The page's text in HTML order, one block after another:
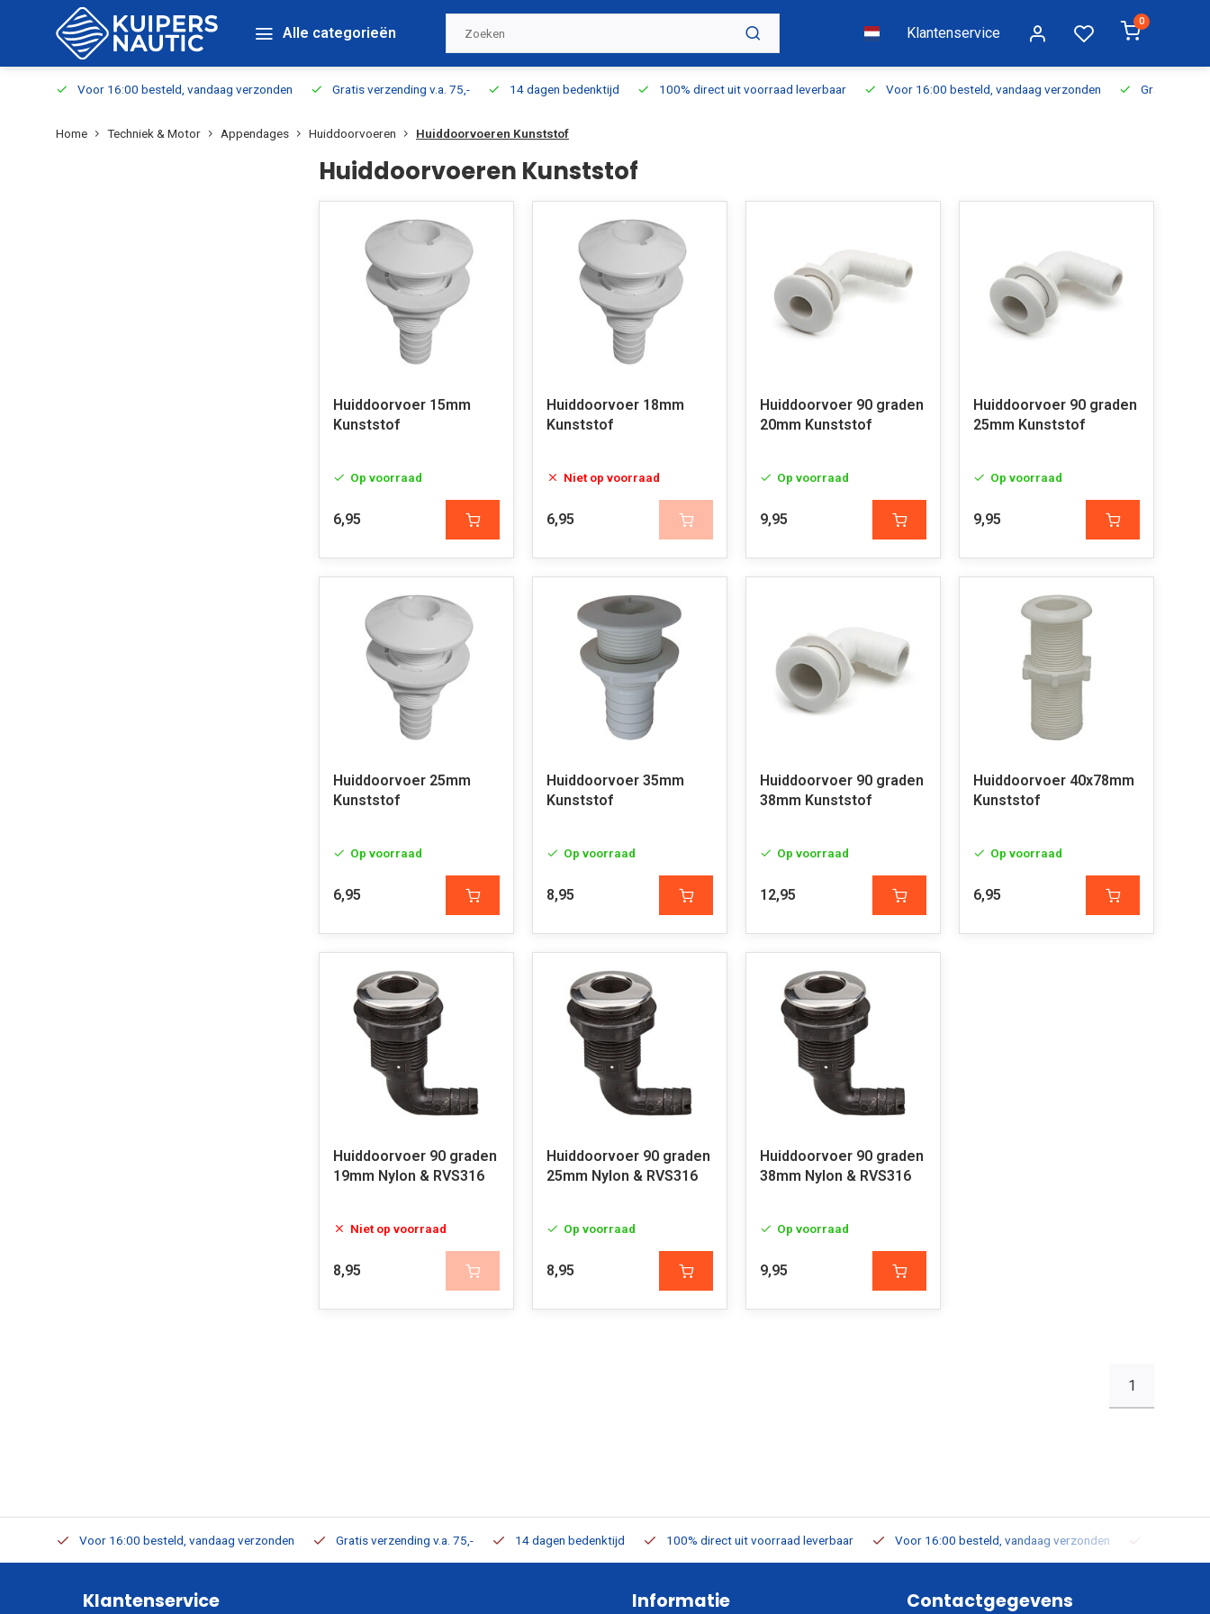
Alle categorieën Klantenservice
0
Voor 16:00 besteld, vandaag verzonden Gratis verzending v.a. 75,- 14 dagen bedenktijd 100% direct uit voorraad leverbaar Voor 16:00 besteld, vandaag verzonden Gratis
Home Techniek & Motor Appendages Huiddoorvoeren Huiddoorvoeren Kunststof
Huiddoorvoeren Kunststof
Huiddoorvoer 15mm
Kunststof
Op voorraad
6,95
Huiddoorvoer 18mm
Kunststof
Niet op voorraad
6,95
Huiddoorvoer 90 graden
20mm Kunststof
Op voorraad
9,95
Huiddoorvoer 90 graden
25mm Kunststof
Op voorraad
9,95
Huiddoorvoer 25mm
Kunststof
Op voorraad
6,95
Huiddoorvoer 35mm
Kunststof
Op voorraad
8,95
Huiddoorvoer 90 graden
38mm Kunststof
Op voorraad
12,95
Huiddoorvoer 40x78mm
Kunststof
Op voorraad
6,95
Huiddoorvoer 90 graden
19mm Nylon & RVS316
Niet op voorraad
8,95
Huiddoorvoer 90 graden
25mm Nylon & RVS316
Op voorraad
8,95
Huiddoorvoer 90 graden
38mm Nylon & RVS316
Op voorraad
9,95
1
Voor 16:00 besteld, vandaag verzonden Gratis verzending v.a. 75,- 14 dagen bedenktijd 100% direct uit voorraad leverbaar Voor 16:00 besteld, vandaag verzonden
Klantenservice Informatie Contactgegevens